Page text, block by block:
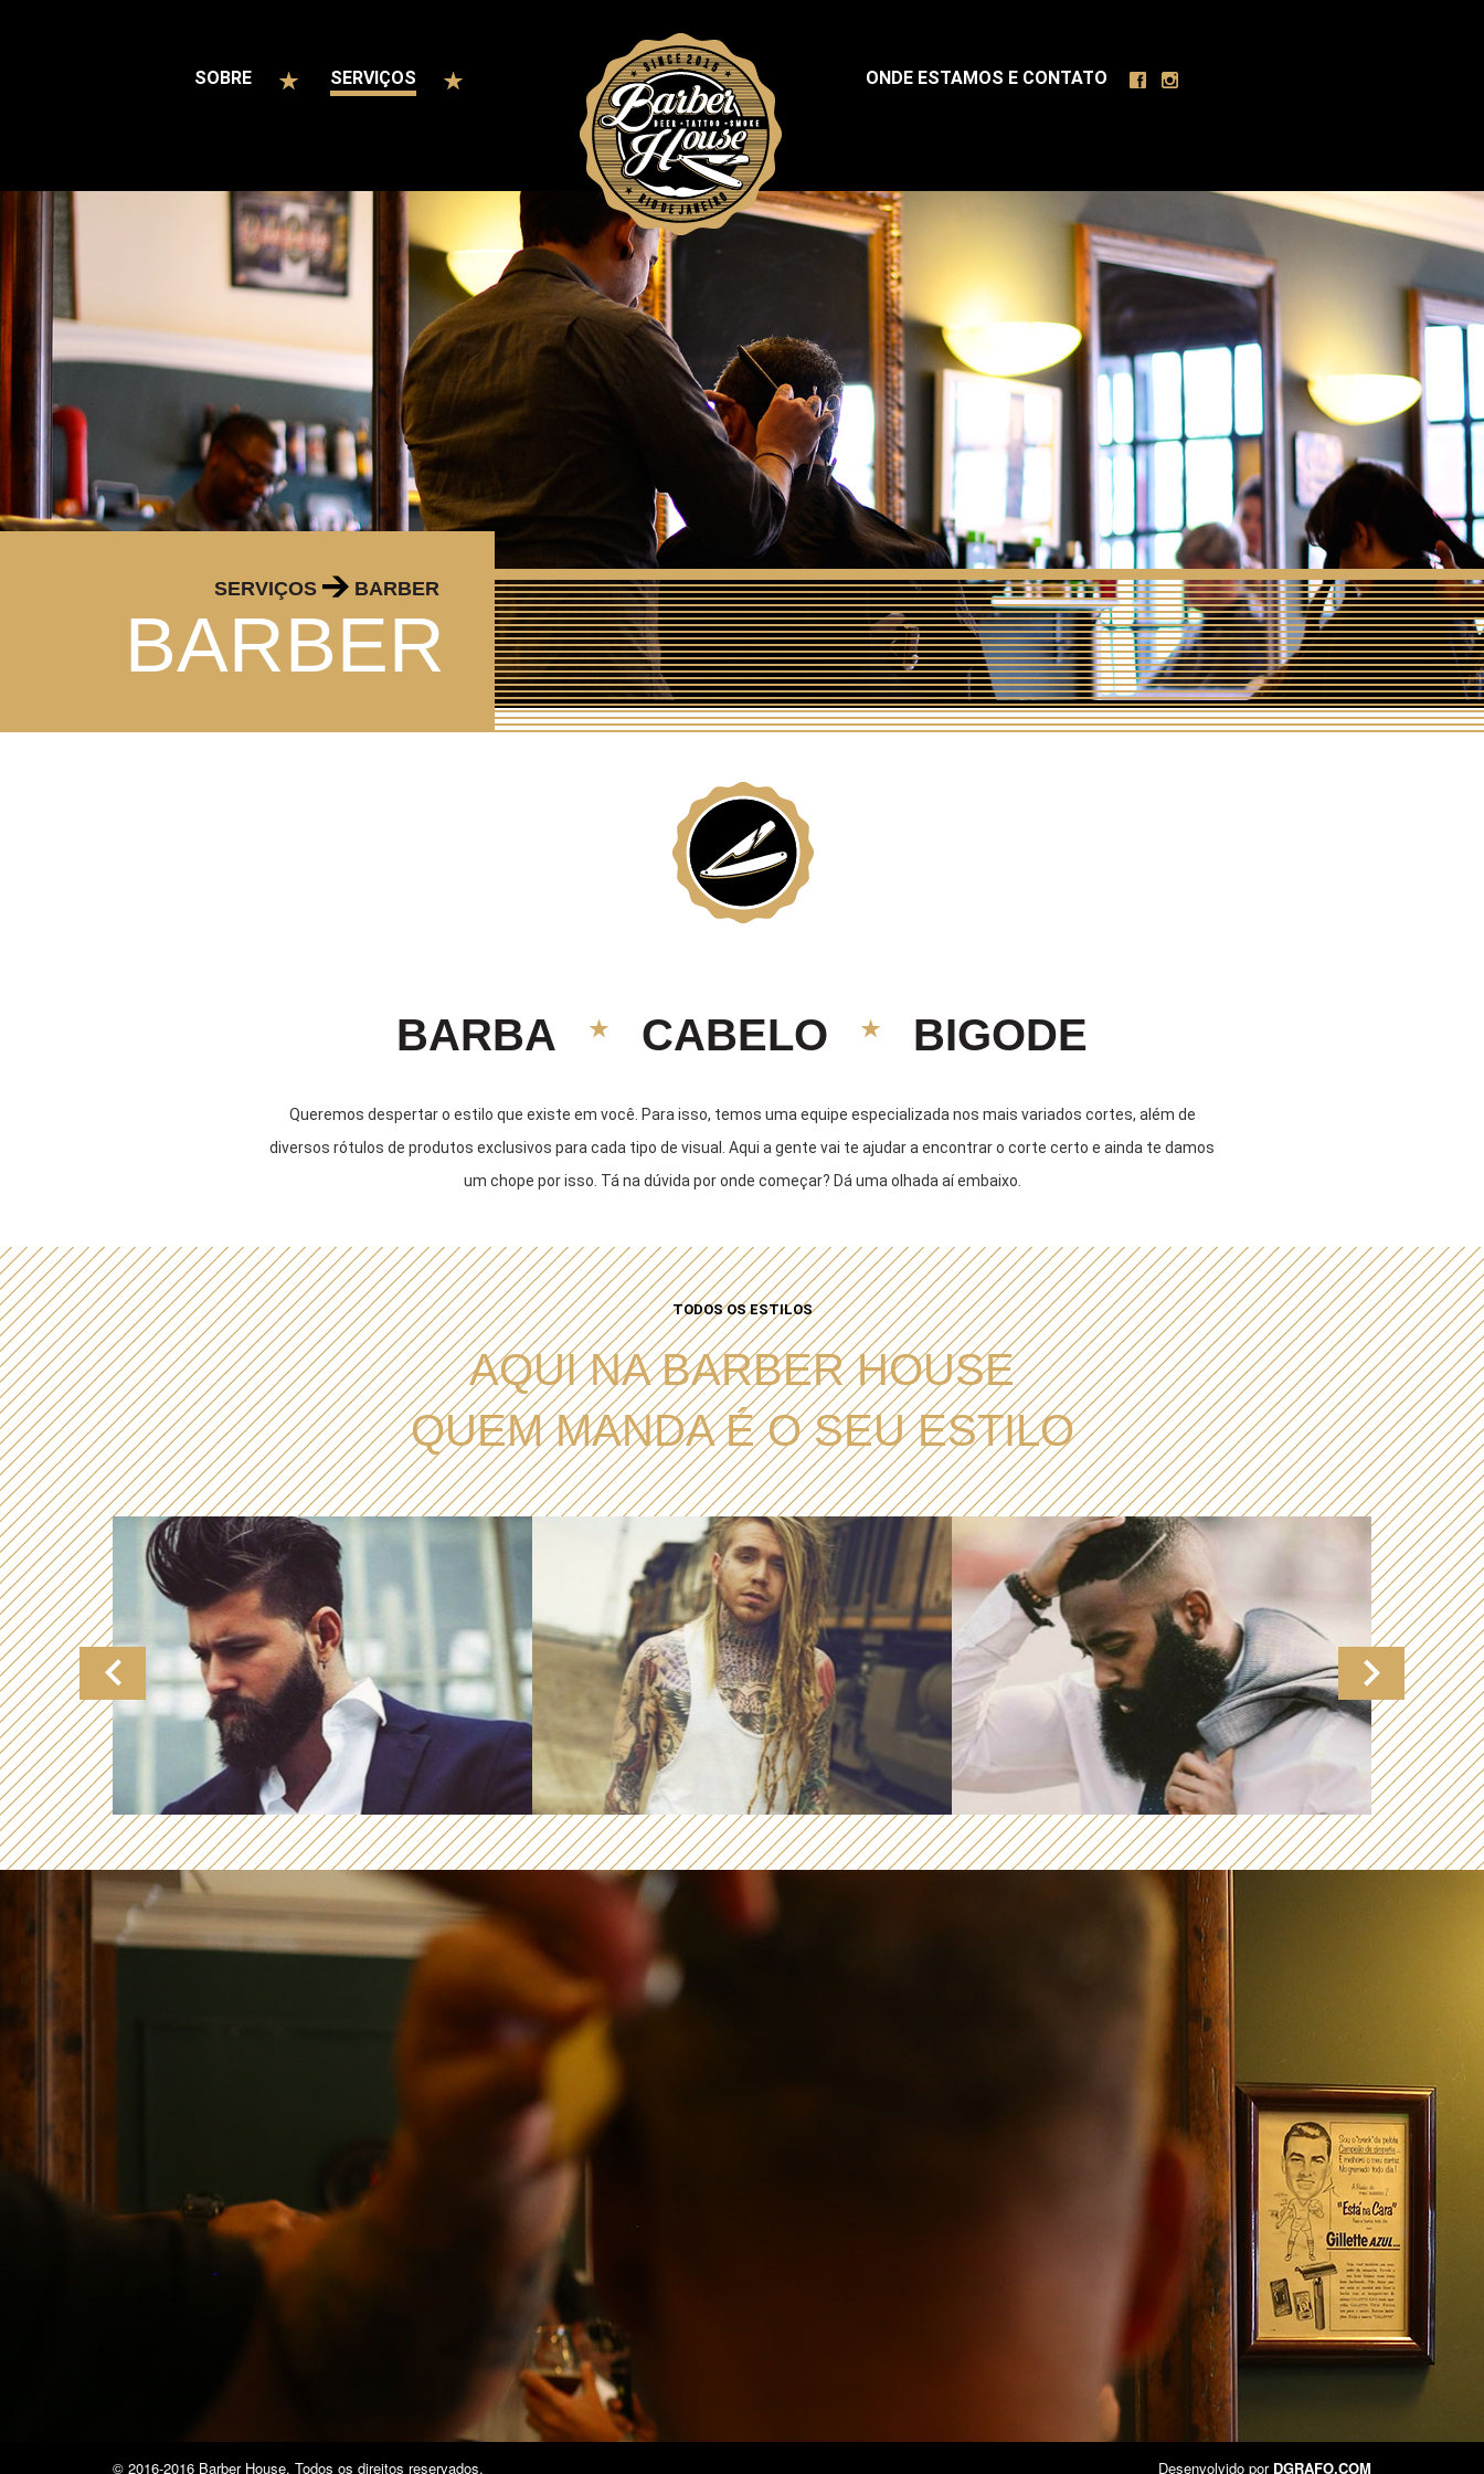
SOBRE SERVIÇOS ONDE ESTAMOS E CONTATO
SERVIÇOS BARBER
BARBER
BARBA CABELO BIGODE
Queremos despertar o estilo que existe em você. Para isso, temos uma equipe especializada nos mais variados cortes, além de
diversos rótulos de produtos exclusivos para cada tipo de visual. Aqui a gente vai te ajudar a encontrar o corte certo e ainda te damos
um chope por isso. Tá na dúvida por onde começar? Dá uma olhada aí embaixo.
TODOS OS ESTILOS
AQUI NA BARBER HOUSE
QUEM MANDA É O SEU ESTILO
© 2016-2016 Barber House. Todos os direitos reservados. Desenvolvido por DGRAFO.COM